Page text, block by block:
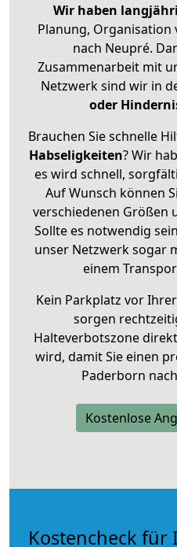
Wir haben
Planung,
nach Neupré.
Zusammenarbeit mit
Netzwerk sind wir in
oder
Brauchen Sie schnelle
Habseligkeiten? Wir
es wird schnell,
Auf Wunsch können
verschiedenen Größen
Sollte es notwendig
unser Netzwerk sogar
einem
Kein Parkplatz vor
sorgen
Halteverbotszone
wird, damit Sie einen
Paderborn
Kostenlose
Kostencheck für